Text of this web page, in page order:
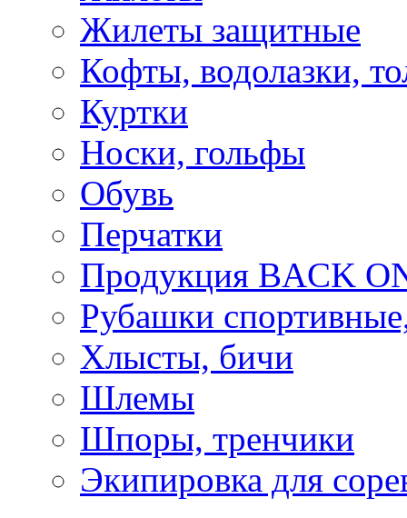
Жилеты защитные
Кофты, водолазки,
Куртки
Носки, гольфы
Обувь
Перчатки
Продукция BACK
Рубашки
Хлысты, бичи
Шлемы
Шпоры, тренчики
Экипировка для